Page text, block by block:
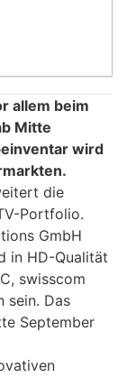
allem beim
Mitte
wird
die
Portfolio.
GmbH
in HD-Qualität
swisscom
sein. Das
September